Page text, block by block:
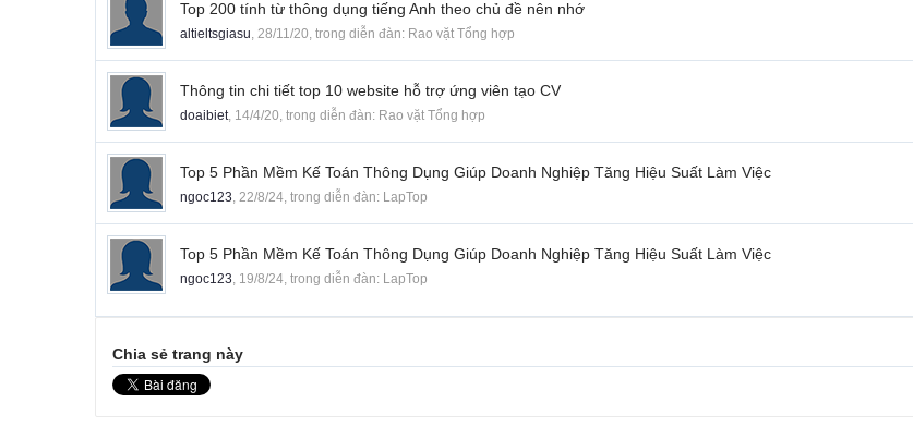
Top 200 tính từ thông dụng tiếng Anh theo chủ đề nên nhớ
altieltsgiasu, 28/11/20, trong diễn đàn: Rao vặt Tổng hợp
Thông tin chi tiết top 10 website hỗ trợ ứng viên tạo CV
doaibiet, 14/4/20, trong diễn đàn: Rao vặt Tổng hợp
Top 5 Phần Mềm Kế Toán Thông Dụng Giúp Doanh Nghiệp Tăng Hiệu Suất Làm Việc
ngoc123, 22/8/24, trong diễn đàn: LapTop
Top 5 Phần Mềm Kế Toán Thông Dụng Giúp Doanh Nghiệp Tăng Hiệu Suất Làm Việc
ngoc123, 19/8/24, trong diễn đàn: LapTop
Chia sẻ trang này